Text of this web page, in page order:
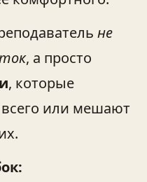
не
, а просто
, которые
или мешают